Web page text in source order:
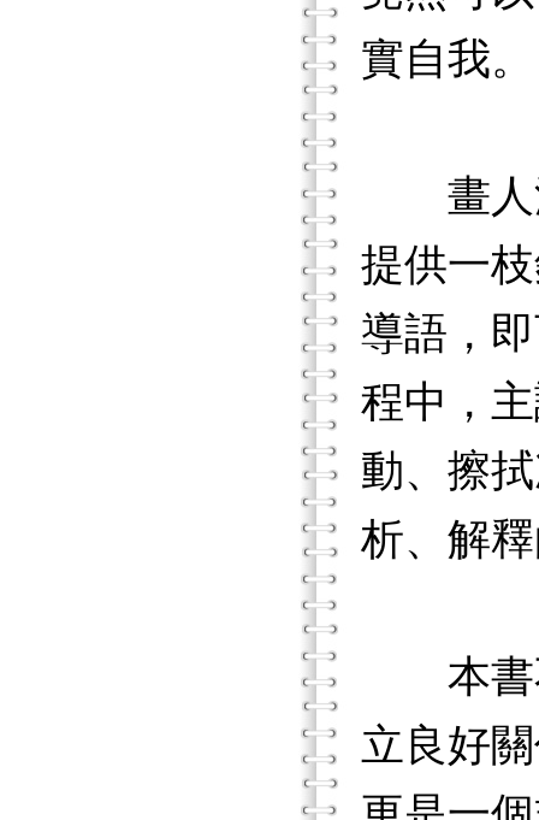
實自我。
畫人測
提供一
導語，
程中，
動、擦
析、解
本書不
立良好